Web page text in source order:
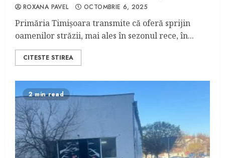
ROXANA PAVEL OCTOMBRIE 6, 2025
Primăria Timișoara transmite că oferă sprijin
oamenilor străzii, mai ales în sezonul rece, în...
CITESTE STIREA
2 min read